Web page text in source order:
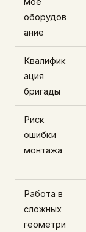
оборудов
ание
Квалифик
ация
бригады
Риск
ошибки
монтажа
Работа в
сложных
геометри